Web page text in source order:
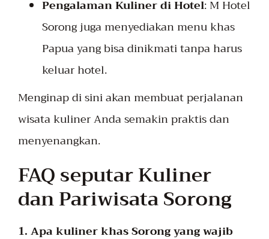
Pengalaman Kuliner di Hotel: M Hotel
Sorong juga menyediakan menu khas
Papua yang bisa dinikmati tanpa harus
keluar hotel.
Menginap di sini akan membuat perjalanan
wisata kuliner Anda semakin praktis dan
menyenangkan.
FAQ seputar Kuliner
dan Pariwisata Sorong
1. Apa kuliner khas Sorong yang wajib